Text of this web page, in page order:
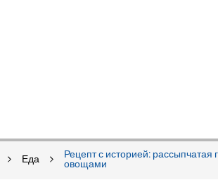
Еда
Рецепт с историей: рассыпчатая
овощами